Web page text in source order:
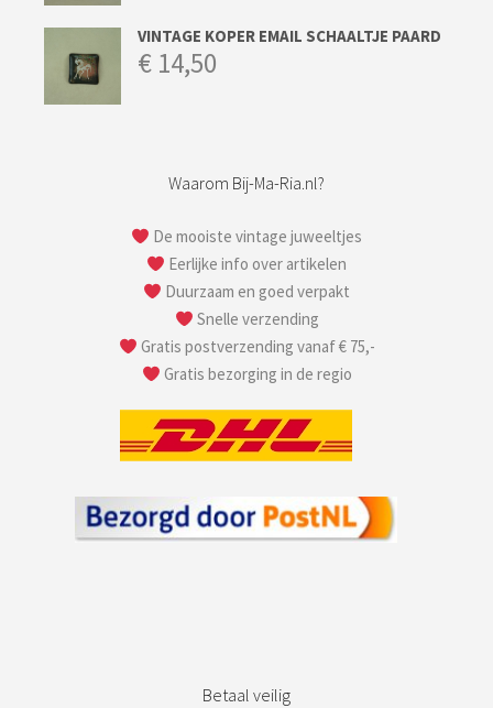
VINTAGE KOPER EMAIL SCHAALTJE PAARD
€ 14,50
Waarom Bij-Ma-Ria.nl?
De mooiste vintage juweeltjes
Eerlijke info over artikelen
Duurzaam en goed verpakt
Snelle verzending
Gratis postverzending vanaf € 75,-
Gratis bezorging in de regio
Betaal veilig